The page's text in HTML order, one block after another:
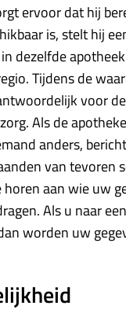
ervoor dat hij
is, stelt hij
dezelfde
Tijdens de
voor de
Als de
anders,
van tevoren
aan wie uw
Als u naar
worden uw